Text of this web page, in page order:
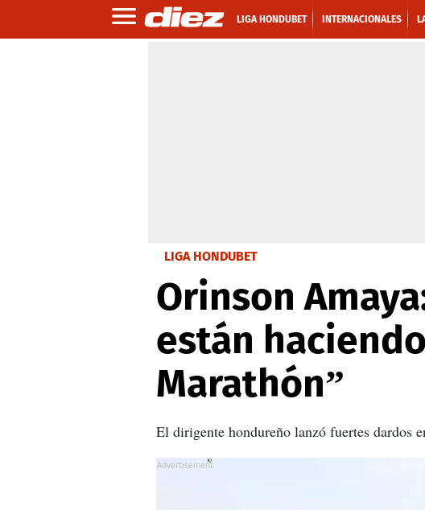
LIGA HONDUBET INTERNACIONALES
LIGA HONDUBET
Orinson
están
Marathón”
El dirigente hondureño lanzó fuertes dardos
X